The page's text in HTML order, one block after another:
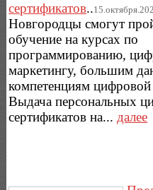
сертификатов..
Новгородцы смогут
обучение на курсах по
программированию,
маркетингу, большим
компетенциям
Выдача персональных
сертификатов на...далее